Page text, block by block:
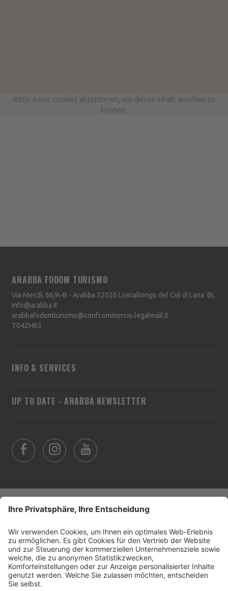
Bitte Juicercookies akzeptieren, um diesen Inhalt ansehen zu
können.
UP TO DATE - ARABBA NEWSLETTER
ARABBA FODOM TURISMO
Via Mesdì, 66/A-B - Arabba 32020 Livinallongo del Col di Lana BL
info@arabba.it
arabbafodomturismo@confcommercio.legalmail.it
T04ZHR3
INFO & SERVICES